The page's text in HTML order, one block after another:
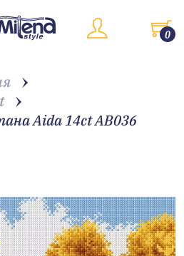
0
Aida 14ct AB036